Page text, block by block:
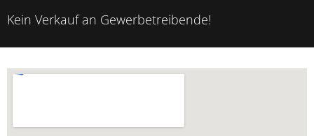
Kein Verkauf an Gewerbetreibende!